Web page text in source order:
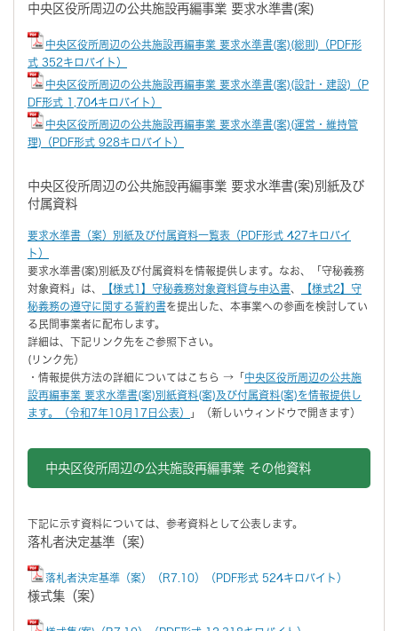
中央区役所周辺の公共施設再編事業 要求水準書(案)
中央区役所周辺の公共施設再編事業 要求水準書(案)(総則)（PDF形
式 352キロバイト）
中央区役所周辺の公共施設再編事業 要求水準書(案)(設計・建設)（P
DF形式 1,704キロバイト）
中央区役所周辺の公共施設再編事業 要求水準書(案)(運営・維持管
理)（PDF形式 928キロバイト）
中央区役所周辺の公共施設再編事業 要求水準書(案)別紙及び
付属資料
要求水準書（案）別紙及び付属資料一覧表（PDF形式 427キロバイ
ト）
要求水準書(案)別紙及び付属資料を情報提供します。なお、「守秘義務
対象資料」は、
【様式1】守秘義務対象資料貸与申込書、
【様式2】守
秘義務の遵守に関する誓約書を提出した、本事業への参画を検討してい
る民間事業者に配布します。
詳細は、下記リンク先をご参照下さい。
(リンク先）
・情報提供方法の詳細についてはこちら →「 中央区役所周辺の公共施
設再編事業 要求水準書(案)別紙資料(案)及び付属資料(案)を情報提供し
ます。（令和7年10月17日公表）
」（新しいウィンドウで開きます）
中央区役所周辺の公共施設再編事業 その他資料
下記に示す資料については、参考資料として公表します。
落札者決定基準（案）
落札者決定基準（案）（R7.10）（PDF形式 524キロバイト）
様式集（案）